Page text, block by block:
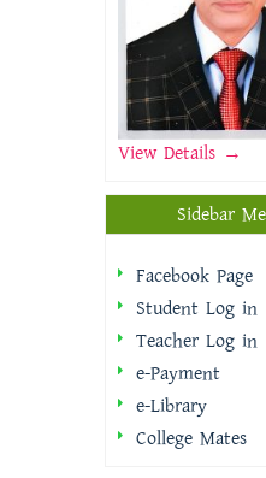
View Details →
Sidebar
Facebook Page
Student Log in
Teacher Log in
e-Payment
e-Library
College Mates